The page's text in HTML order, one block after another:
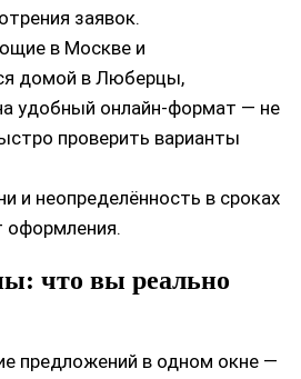
заявок.
в Москве и
домой в Люберцы,
удобный онлайн‑формат — не
проверить варианты
и неопределённость в сроках
оформления.
что вы реально
предложений в одном окне —